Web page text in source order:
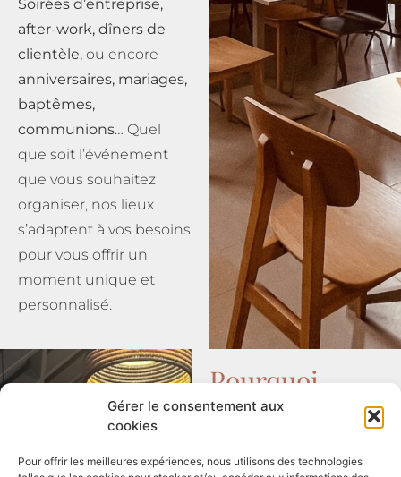
Gérer le consentement aux
cookies
Pour offrir les meilleures expériences, nous utilisons des technologies
Soirées d’entreprise,
after-work, dîners de
clientèle, ou encore
anniversaires, mariages,
baptêmes,
communions… Quel
que soit l’événement
que vous souhaitez
organiser, nos lieux
s’adaptent à vos besoins
pour vous offrir un
moment unique et
personnalisé.
Pourquoi
choisir
Café pour